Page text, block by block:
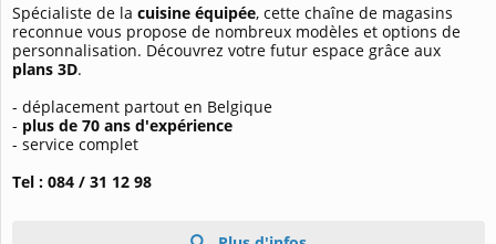
Spécialiste de la cuisine équipée, cette chaîne de magasins
reconnue vous propose de nombreux modèles et options de
personnalisation. Découvrez votre futur espace grâce aux
plans 3D.
- déplacement partout en Belgique
- plus de 70 ans d'expérience
- service complet
Tel : 084 / 31 12 98